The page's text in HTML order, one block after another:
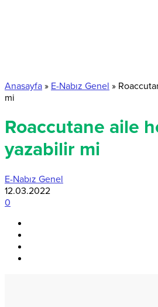
Anasayfa » E-Nabız Genel »
mi
Roaccutane aile
yazabilir mi
E-Nabız Genel
12.03.2022
0